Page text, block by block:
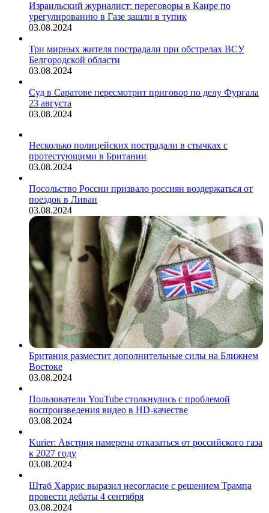
Израильский журналист: переговоры в Каире по
урегулированию в Газе зашли в тупик
03.08.2024
Три мирных жителя пострадали при обстрелах ВСУ
Белгородской области
03.08.2024
Суд в Саратове пересмотрит приговор по делу Фургала
23 августа
03.08.2024
Несколько полицейских пострадали в стычках с
протестующими в Британии
03.08.2024
Посольство России призвало россиян воздержаться от
поездок в Ливан
03.08.2024
Британия разместит дополнительные силы на Ближнем
Востоке
03.08.2024
Пользователи YouTube столкнулись с проблемой
воспроизведения видео в HD-качестве
03.08.2024
Kurier: Австрия намерена отказаться от российского газа
к 2027 году
03.08.2024
Штаб Харрис выразил несогласие с решением Трампа
провести дебаты 4 сентября
03.08.2024